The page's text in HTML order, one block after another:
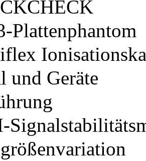
Plattenphantom
und Geräte